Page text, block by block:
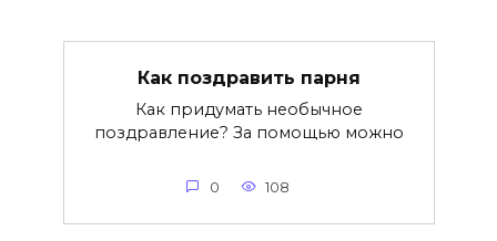
Как поздравить парня
Как придумать необычное
поздравление? За помощью можно
0 108